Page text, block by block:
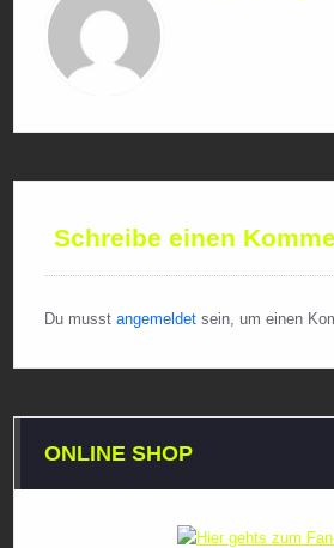
Schreibe einen
Du musst angemeldetsein, um einen
ONLINE SHOP